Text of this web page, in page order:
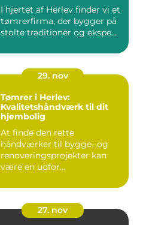
I hjertet af Herlev finder vi et
tømrerfirma, der bygger på
stolte traditioner og ekspe...
29. nov
Tømrer i Herlev:
Kvalitetshåndværk til dit
hjembolig
At finde den rette
håndværker til bygge- og
renoveringsprojekter kan
være en udfor...
27. nov